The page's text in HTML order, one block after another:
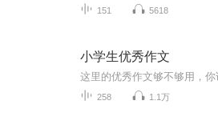
151 5618
小学生优秀作文
258 1.1万